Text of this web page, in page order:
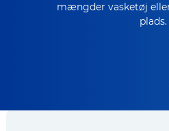
mængder vasketøj
plads.